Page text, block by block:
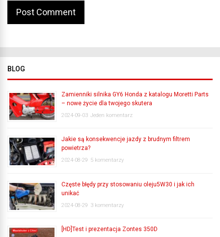
BLOG
Zamienniki silnika GY6 Honda z katalogu Moretti Parts
– nowe życie dla twojego skutera
2024-09-03 Jeden komentarz
Jakie są konsekwencje jazdy z brudnym filtrem
powietrza?
2024-08-29 5 komentarzy
Częste błędy przy stosowaniu oleju5W30 i jak ich
unikać
2024-08-29 3 komentarzy
[HD]Test i prezentacja Zontes 350D